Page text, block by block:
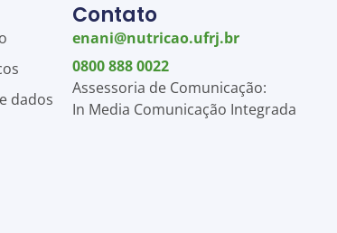
dados
Contato
enani@nutricao.ufrj.br
0800 888 0022
Assessoria de Comunicação:
In Media Comunicação Integrada